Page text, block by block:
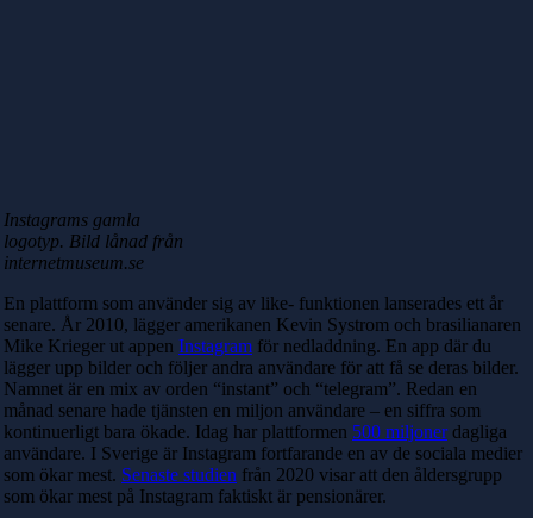
Instagrams gamla
logotyp. Bild lånad från
internetmuseum.se
En plattform som använder sig av like- funktionen lanserades ett år
senare. År 2010, lägger amerikanen Kevin Systrom och brasilianaren
Mike Krieger ut appen Instagram för nedladdning. En app där du
lägger upp bilder och följer andra användare för att få se deras bilder.
Namnet är en mix av orden “instant” och “telegram”. Redan en
månad senare hade tjänsten en miljon användare – en siffra som
kontinuerligt bara ökade. Idag har plattformen 500 miljonerdagliga
användare. I Sverige är Instagram fortfarande en av de sociala medier
som ökar mest. Senaste studien från 2020 visar att den åldersgrupp
som ökar mest på Instagram faktiskt är pensionärer.